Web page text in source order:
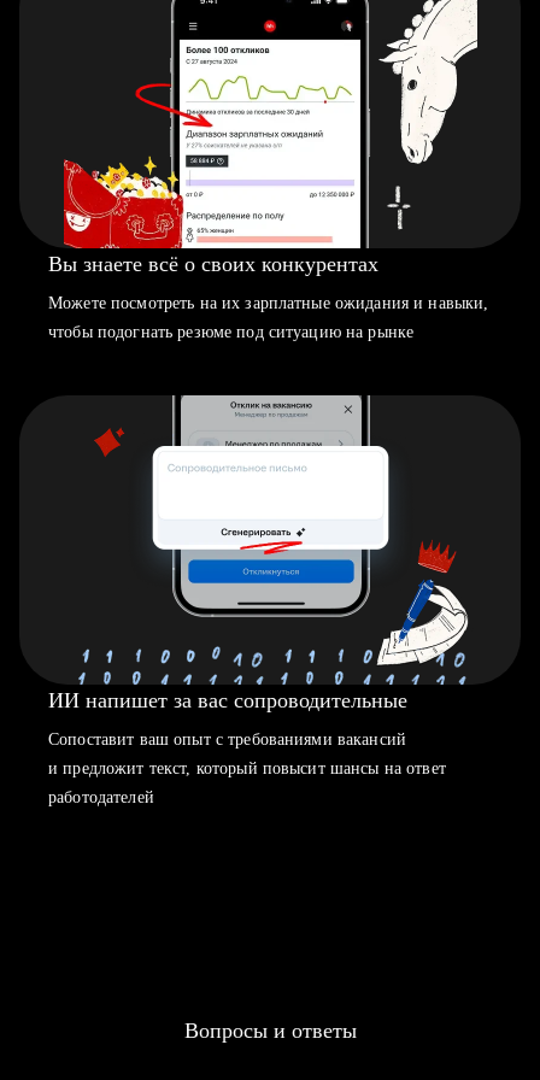
Вы знаете всё о своих конкурентах
Можете посмотреть на их зарплатные ожидания и навыки,
чтобы подогнать резюме под ситуацию на рынке
ИИ напишет за вас сопроводительные
Сопоставит ваш опыт с требованиями вакансий
и предложит текст, который повысит шансы на ответ
работодателей
Вопросы и ответы